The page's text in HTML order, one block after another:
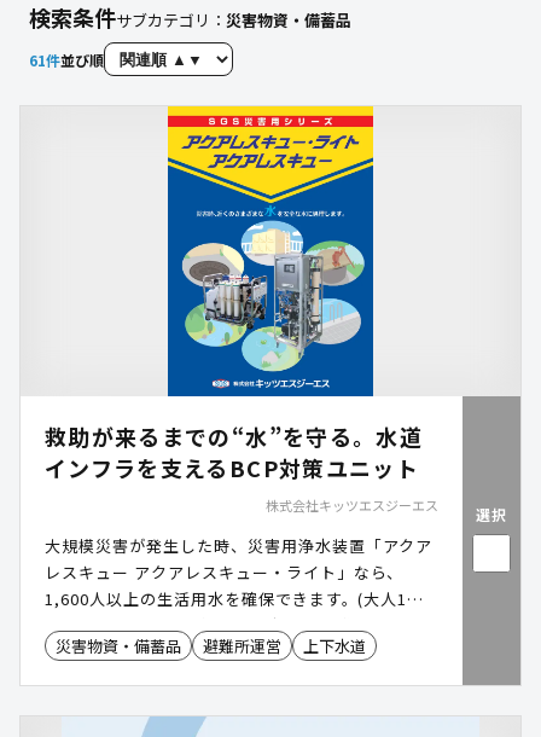
検索条件サブカテゴリ： 災害物資・備蓄品
61件並び順
救助が来るまでの“水”を守る。水道
インフラを支えるBCP対策ユニット
株式会社キッツエスジーエス
大規模災害が発生した時、災害用浄水装置「アクア
レスキュー アクアレスキュー・ライト」なら、
1,600人以上の生活用水を確保できます。(大人1人
あたり30リットルの使用を想定)簡単操作でメンテ
ナンスも容易。高齢化が進む地域でも安心して運用
災害物資・備蓄品 避難所運営 上下水道
選択